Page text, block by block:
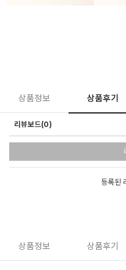
상품정보 상품후기
리뷰보드(0)
등록된
상품정보 상품후기